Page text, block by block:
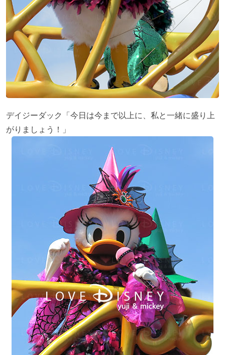
デイジーダック「今日は今まで以上に、私と一緒に盛り上
がりましょう！」